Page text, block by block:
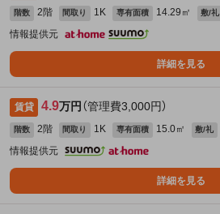
階数 2階 間取り 1K 専有面積 14.29㎡ 敷/礼
情報提供元
詳細を見る
賃貸 4.9万円 （管理費3,000円）
階数 2階 間取り 1K 専有面積 15.0㎡ 敷/礼
情報提供元
詳細を見る